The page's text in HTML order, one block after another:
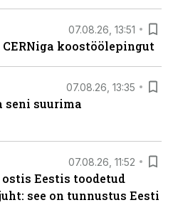
07.08.26, 13:51
koostöölepingut
07.08.26, 13:35
seni suurima
07.08.26, 11:52
Eestis toodetud
see on tunnustus Eesti